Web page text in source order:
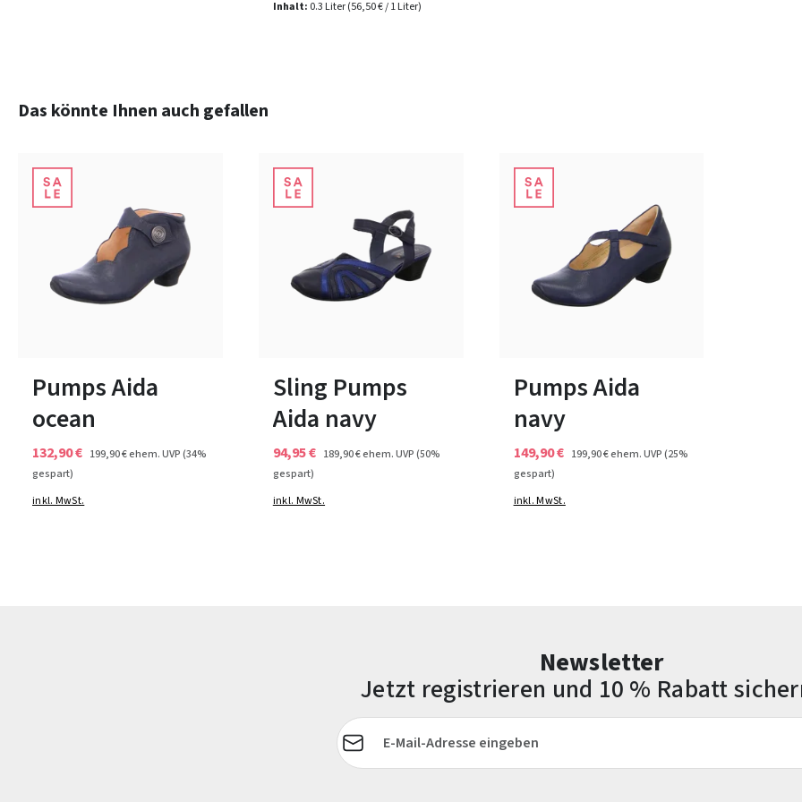
Inhalt: 0.3 Liter(56,50 € / 1 Liter)
Produktgalerie überspringen
Das könnte Ihnen auch gefallen
Pumps Aida
ocean
132,90 € 199,90 €ehem. UVP(34%
gespart)
inkl. MwSt.
Sling Pumps
Aida navy
94,95 € 189,90 €ehem. UVP(50%
gespart)
inkl. MwSt.
Pumps Aida
navy
149,90 € 199,90 €ehem. UVP(25%
gespart)
inkl. MwSt.
Newsletter
Jetzt registrieren und 10 % Rabatt
E-Mail-Adresse*